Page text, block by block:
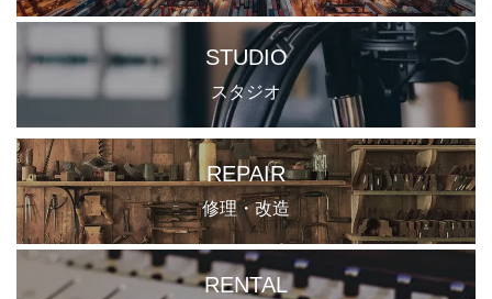
STUDIO
スタジオ
REPAIR
修理・改造
RENTAL